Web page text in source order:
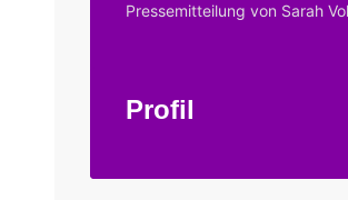
Pressemitteilung von Sarah
Profil